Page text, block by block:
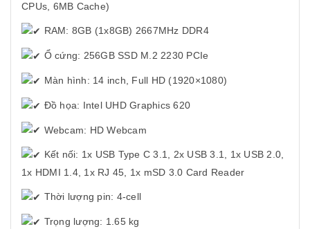
CPUs, 6MB Cache)
RAM: 8GB (1x8GB) 2667MHz DDR4
Ổ cứng: 256GB SSD M.2 2230 PCIe
Màn hình: 14 inch, Full HD (1920×1080)
Đồ họa: Intel UHD Graphics 620
Webcam: HD Webcam
Kết nối: 1x USB Type C 3.1, 2x USB 3.1, 1x USB 2.0,
1x HDMI 1.4, 1x RJ 45, 1x mSD 3.0 Card Reader
Thời lượng pin: 4-cell
Trọng lượng: 1.65 kg